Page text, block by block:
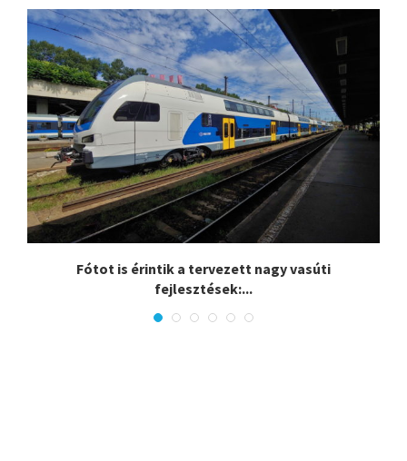
Fótot is érintik a tervezett nagy vasúti
fejlesztések:...